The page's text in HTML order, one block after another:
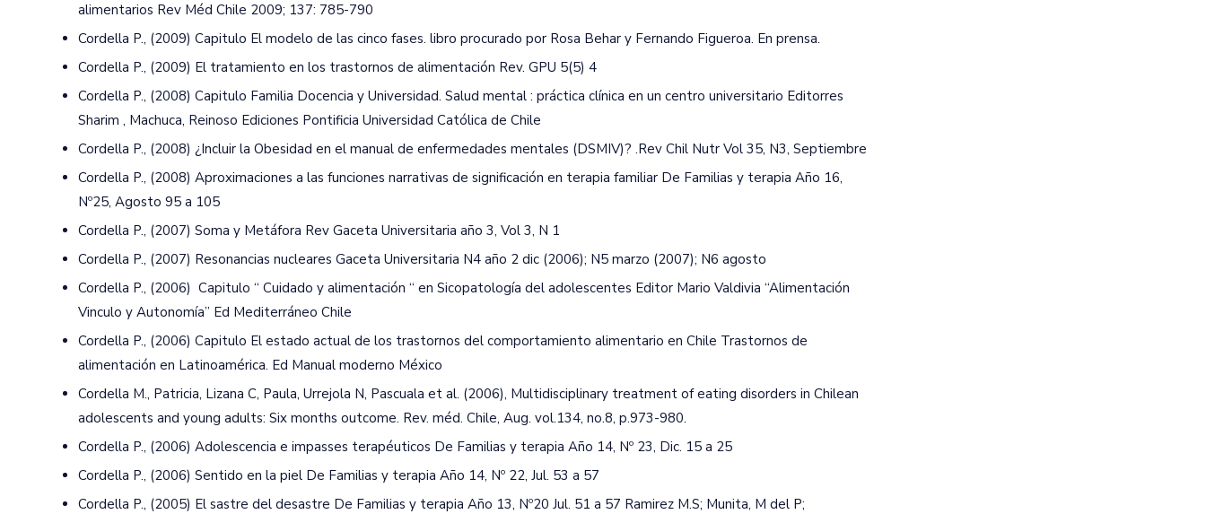
alimentarios Rev Méd Chile 2009; 137: 785-790
Cordella P., (2009) Capitulo El modelo de las cinco fases. libro procurado por Rosa Behar y Fernando Figueroa. En prensa.
Cordella P., (2009) El tratamiento en los trastornos de alimentación Rev. GPU 5(5) 4
Cordella P., (2008) Capitulo Familia Docencia y Universidad. Salud mental : práctica clínica en un centro universitario Editorres
Sharim , Machuca, Reinoso Ediciones Pontificia Universidad Católica de Chile
Cordella P., (2008) ¿Incluir la Obesidad en el manual de enfermedades mentales (DSMIV)? .Rev Chil Nutr Vol 35, N3, Septiembre
Cordella P., (2008) Aproximaciones a las funciones narrativas de significación en terapia familiar De Familias y terapia Año 16,
Nº25, Agosto 95 a 105
Cordella P., (2007) Soma y Metáfora Rev Gaceta Universitaria año 3, Vol 3, N 1
Cordella P., (2007) Resonancias nucleares Gaceta Universitaria N4 año 2 dic (2006); N5 marzo (2007); N6 agosto
Cordella P., (2006) Capitulo “ Cuidado y alimentación “ en Sicopatología del adolescentes Editor Mario Valdivia “Alimentación
Vinculo y Autonomía” Ed Mediterráneo Chile
Cordella P., (2006) Capitulo El estado actual de los trastornos del comportamiento alimentario en Chile Trastornos de
alimentación en Latinoamérica. Ed Manual moderno México
Cordella M., Patricia, Lizana C, Paula, Urrejola N, Pascuala et al. (2006), Multidisciplinary treatment of eating disorders in Chilean
adolescents and young adults: Six months outcome. Rev. méd. Chile, Aug. vol.134, no.8, p.973-980.
Cordella P., (2006) Adolescencia e impasses terapéuticos De Familias y terapia Año 14, Nº 23, Dic. 15 a 25
Cordella P., (2006) Sentido en la piel De Familias y terapia Año 14, Nº 22, Jul. 53 a 57
Cordella P., (2005) El sastre del desastre De Familias y terapia Año 13, Nº20 Jul. 51 a 57 Ramirez M.S; Munita, M del P;